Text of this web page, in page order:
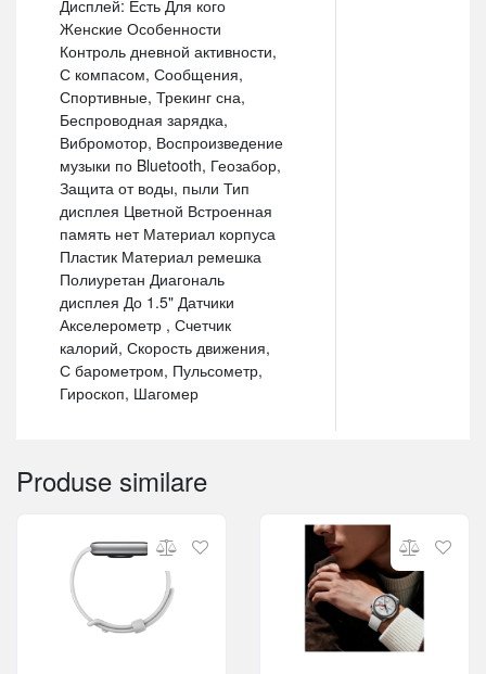
Дисплей: Есть Для кого
Женские Особенности
Контроль дневной активности,
С компасом, Сообщения,
Спортивные, Трекинг сна,
Беспроводная зарядка,
Вибромотор, Воспроизведение
музыки по Bluetooth, Геозабор,
Защита от воды, пыли Тип
дисплея Цветной Встроенная
память нет Материал корпуса
Пластик Материал ремешка
Полиуретан Диагональ
дисплея До 1.5" Датчики
Акселерометр , Счетчик
калорий, Скорость движения,
С барометром, Пульсометр,
Гироскоп, Шагомер
Produse similare